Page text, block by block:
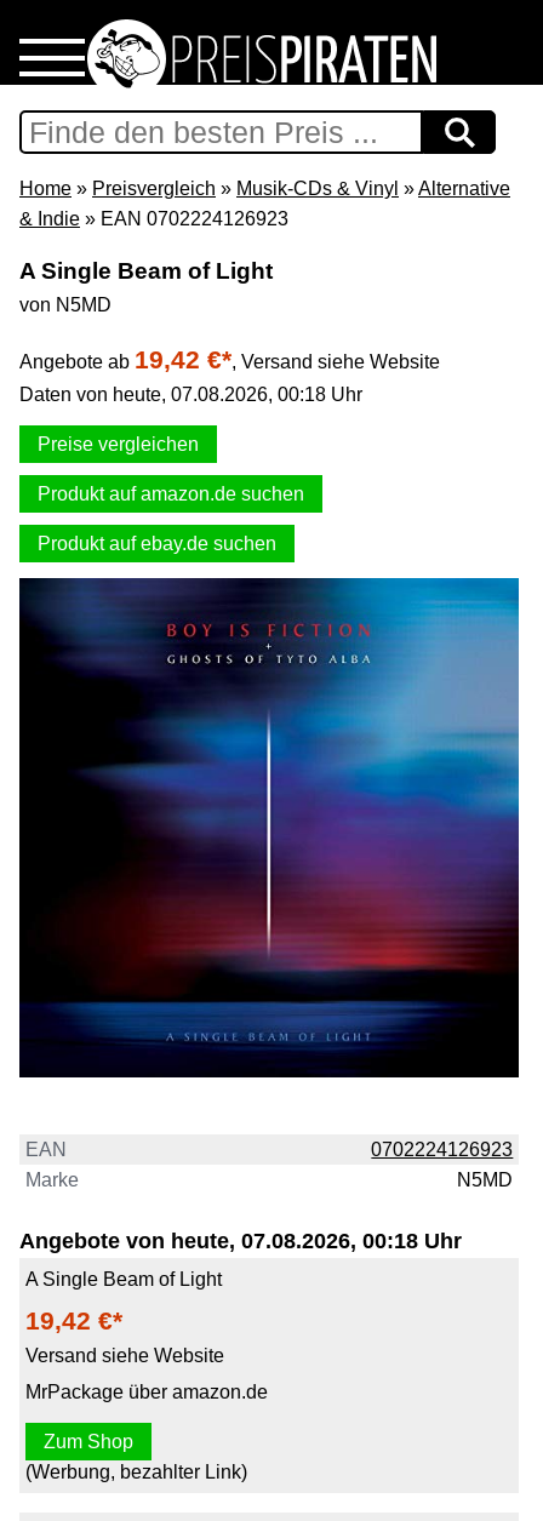
Home
Download
Support & Newsletter
Presse
Datenschutz
Impressum
Home » Preisvergleich » Musik-CDs & Vinyl »Alternative
& Indie » EAN 0702224126923
A Single Beam of Light
von N5MD
Angebote ab 19,42 €*, Versand siehe Website
Daten von heute, 07.08.2026, 00:18 Uhr
Preise vergleichen
Produkt auf amazon.de suchen
Produkt auf ebay.de suchen
EAN
0702224126923
Marke
N5MD
Angebote von heute, 07.08.2026, 00:18 Uhr
A Single Beam of Light
19,42 €*
Versand siehe Website
MrPackage über amazon.de
Zum Shop
(Werbung, bezahlter Link)